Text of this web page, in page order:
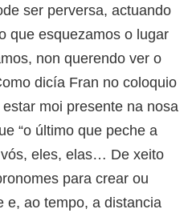
ser perversa, actuando
que esquezamos o lugar
non querendo ver o
dicía Fran no coloquio
moi presente na nosa
“o último que peche a
eles, elas… De xeito
para crear ou
e, ao tempo, a distancia